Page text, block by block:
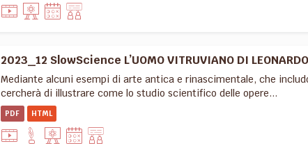
2023_12 SlowScience L’UOMO VITRUVIANO DI
Mediante alcuni esempi di arte antica e rinascimentale, che
cercherà di illustrare come lo studio scientifico delle opere...
PDF HTML